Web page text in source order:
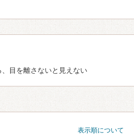
目を離さないと見えない
表示順について